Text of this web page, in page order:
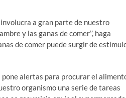
a gran parte de nuestro
y las ganas de comer’’, haga
de comer puede surgir de
alertas para procurar el
organismo una serie de tareas